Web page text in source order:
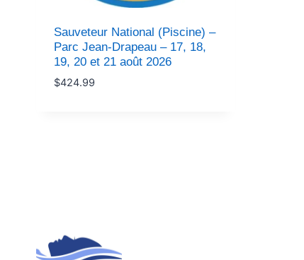
Sauveteur National (Piscine) –
Parc Jean-Drapeau – 17, 18,
19, 20 et 21 août 2026
$424.99